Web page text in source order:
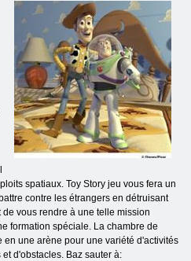
spatiaux. Toy Story jeu vous fera un
contre les étrangers en détruisant
vous rendre à une telle mission
formation spéciale. La chambre de
en une arène pour une variété d'activités
d'obstacles. Baz sauter à: